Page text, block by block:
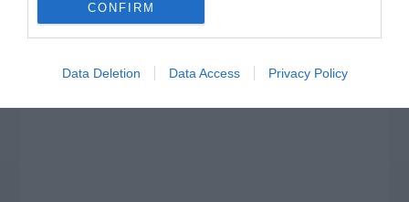
CONFIRM
Data Deletion Data Access Privacy Policy